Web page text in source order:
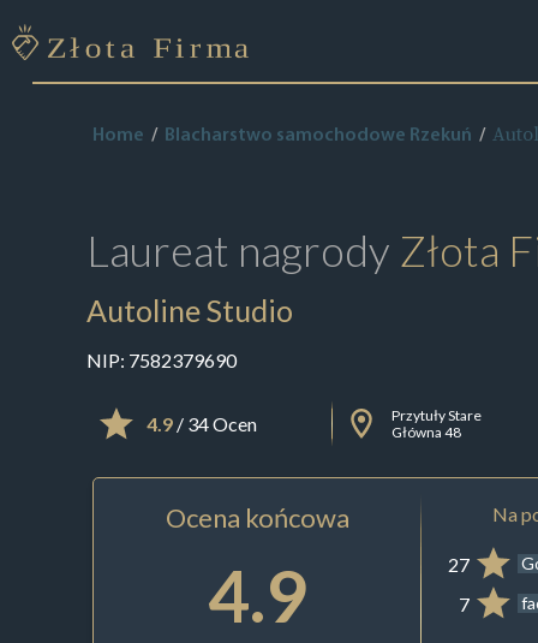
Home Blacharstwo samochodowe Rzekuń
Laureat nagrody Złota
Autoline Studio
NIP: 7582379690
4.9/ 34 Ocen
Przytuły Stare
Główna 48
Ocena końcowa
4.9
Na
27
7